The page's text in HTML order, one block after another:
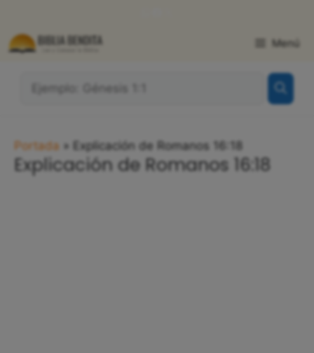
contenido
Menú
Portada » Explicación de Romanos 16:18
Explicación de Romanos 16:18